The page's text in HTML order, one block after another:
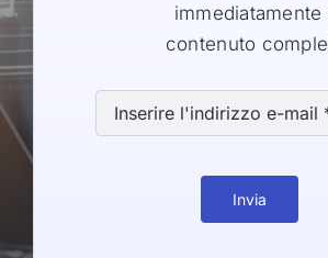
immediatamente
contenuto
Invia